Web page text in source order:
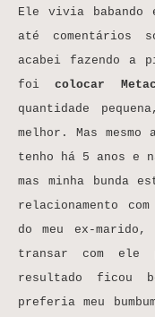
Ele vivia babando
até comentários
acabei fazendo a
foicolocar
quantidade
melhor. Mas
tenho há 5 anos e
mas minha bunda
relacionamento
do meu ex-
transar com ele
resultado ficou
preferia meu